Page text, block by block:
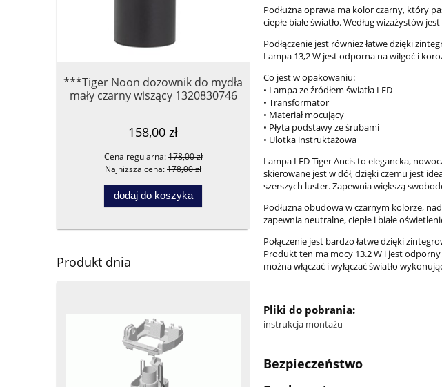
***Tiger Noon dozownik do mydła
mały czarny wiszący 1320830746
158,00 zł
Cena regularna:178,00 zł
Najniższa cena:178,00 zł
dodaj do koszyka
*Omnires MP60930GL MODERN
PROJECT półka szklana złoty
287,00 zł
Cena regularna:
365,00 zł
Najniższa cena: 78,00 zł
dodaj do koszyka
Produkt dnia
Podłużna oprawa ma kolor czarny, który
ciepłe białe światło. Według wizażystów
Podłączenie jest również łatwe dzięki
Lampa 13,2 W jest odporna na wilgoć i
Co jest w opakowaniu:
• Lampa ze źródłem światła LED
• Transformator
• Materiał mocujący
• Płyta podstawy ze śrubami
• Ulotka instruktażowa
Lampa LED Tiger Ancis to elegancka,
skierowane jest w dół, dzięki czemu jest
szerszych luster. Zapewnia większą
Podłużna obudowa w czarnym kolorze,
zapewnia neutralne, ciepłe i białe
Połączenie jest bardzo łatwe dzięki
Produkt ten ma mocy 13.2 W i jest
można włączać i wyłączać światło
Pliki do pobrania:
instrukcja montażu
Bezpieczeństwo